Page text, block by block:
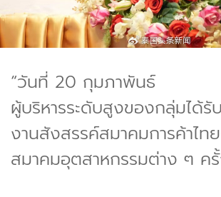
“วันที่ 20 กุมภาพันธ์
ผู้บริหารระดับสูงของกลุ่มได้รั
งานสังสรรค์สมาคมการค้าไท
สมาคมอุตสาหกรรมต่าง ๆ ค